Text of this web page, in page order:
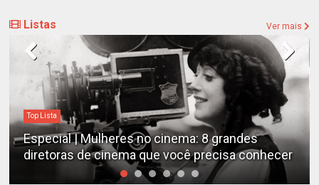
Listas Ver mais
Destaques
Estudo determina os filmes de cães mais
emocionantes de todos os tempos